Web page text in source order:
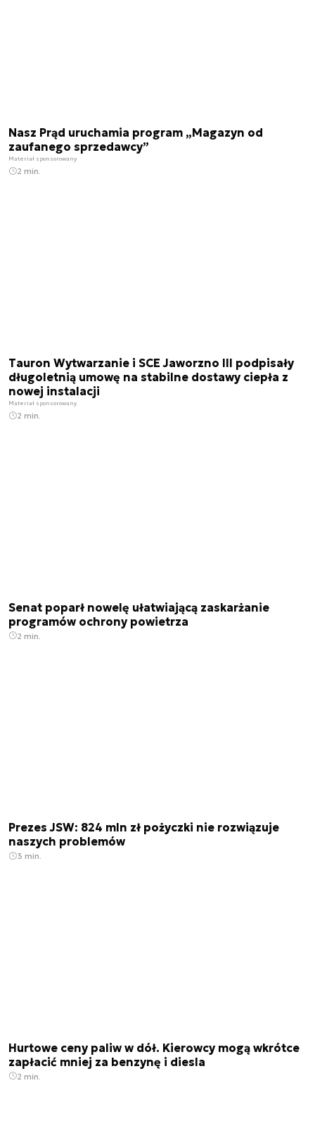
Nasz Prąd uruchamia program „Magazyn od
zaufanego sprzedawcy”
Materiał sponsorowany
2 min.
Tauron Wytwarzanie i SCE Jaworzno III podpisały
długoletnią umowę na stabilne dostawy ciepła z
nowej instalacji
Materiał sponsorowany
2 min.
Senat poparł nowelę ułatwiającą zaskarżanie
programów ochrony powietrza
2 min.
Prezes JSW: 824 mln zł pożyczki nie rozwiązuje
naszych problemów
3 min.
Hurtowe ceny paliw w dół. Kierowcy mogą wkrótce
zapłacić mniej za benzynę i diesla
2 min.